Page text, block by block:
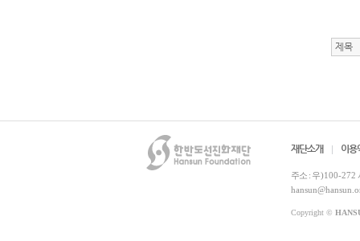
재단소개 이용
주소 : 우)100-272
Copyright ©